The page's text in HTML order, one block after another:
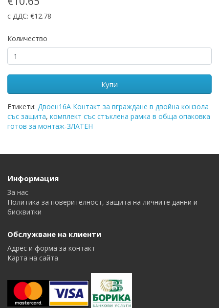
с ДДС: €12.78
Количество
Купи
Етикети: Двоен16A Контакт за вграждане в двойна конзола
със защита, комплект със стъклена рамка в обща опаковка
готов за монтаж-ЗЛАТЕН
Информация
За нас
Политика за поверителност, защита на личните данни и
бисквитки
Обслужване на клиенти
Адрес и форма за контакт
Карта на сайта